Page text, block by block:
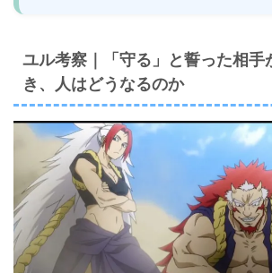
ユル考察｜「守る」と誓った相手
き、人はどうなるのか